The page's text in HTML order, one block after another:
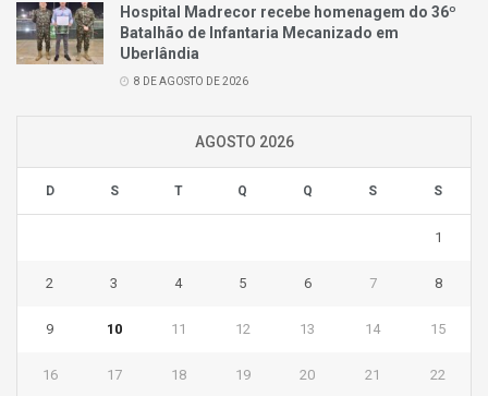
Hospital Madrecor recebe homenagem do 36º
Batalhão de Infantaria Mecanizado em
Uberlândia
8 DE AGOSTO DE 2026
AGOSTO 2026
D S T Q Q S S
1
2 3 4 5 6 7 8
9 10 11 12 13 14 15
16 17 18 19 20 21 22